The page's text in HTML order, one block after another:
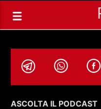
ASCOLTA IL PODCAST